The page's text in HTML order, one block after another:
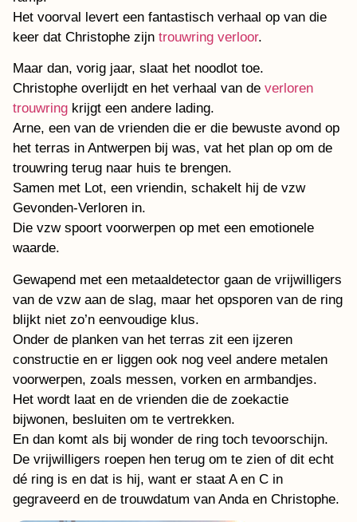
Het voorval levert een fantastisch verhaal op van die
keer dat Christophe zijn trouwring verloor.
Maar dan, vorig jaar, slaat het noodlot toe.
Christophe overlijdt en het verhaal van de verloren
trouwring krijgt een andere lading.
Arne, een van de vrienden die er die bewuste avond op
het terras in Antwerpen bij was, vat het plan op om de
trouwring terug naar huis te brengen.
Samen met Lot, een vriendin, schakelt hij de vzw
Gevonden-Verloren in.
Die vzw spoort voorwerpen op met een emotionele
waarde.
Gewapend met een metaaldetector gaan de vrijwilligers
van de vzw aan de slag, maar het opsporen van de ring
blijkt niet zo’n eenvoudige klus.
Onder de planken van het terras zit een ijzeren
constructie en er liggen ook nog veel andere metalen
voorwerpen, zoals messen, vorken en armbandjes.
Het wordt laat en de vrienden die de zoekactie
bijwonen, besluiten om te vertrekken.
En dan komt als bij wonder de ring toch tevoorschijn.
De vrijwilligers roepen hen terug om te zien of dit echt
dé ring is en dat is hij, want er staat A en C in
gegraveerd en de trouwdatum van Anda en Christophe.